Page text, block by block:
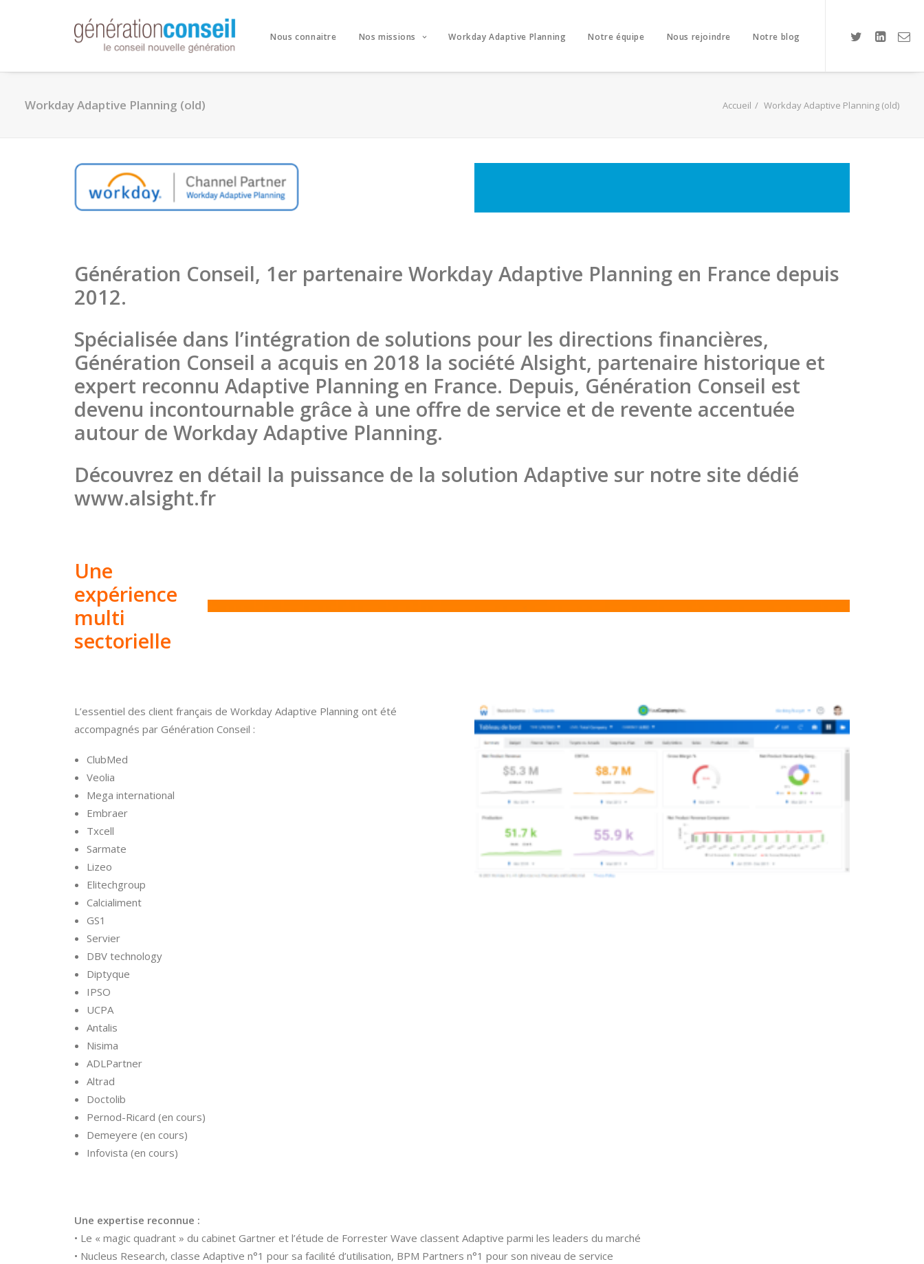
Nous connaitre Nos missions Workday Adaptive Planning Notre équipe Nous rejoindre Notre blog
Workday Adaptive Planning (old) Accueil Workday Adaptive Planning (old)
Génération Conseil, 1er partenaire Workday Adaptive Planning en France depuis
2012.
Spécialisée dans l’intégration de solutions pour les directions financières,
Génération Conseil a acquis en 2018 la société Alsight, partenaire historique et
expert reconnu Adaptive Planning en France. Depuis, Génération Conseil est
devenu incontournable grâce à une offre de service et de revente accentuée
autour de Workday Adaptive Planning.
Découvrez en détail la puissance de la solution Adaptive sur notre site dédié
www.alsight.fr
Une
expérience
multi
sectorielle
L’essentiel des client français de Workday Adaptive Planning ont été
accompagnés par Génération Conseil :
ClubMed
Veolia
Mega international
Embraer
Txcell
Sarmate
Lizeo
Elitechgroup
Calcialiment
GS1
Servier
DBV technology
Diptyque
IPSO
UCPA
Antalis
Nisima
ADLPartner
Altrad
Doctolib
Pernod-Ricard (en cours)
Demeyere (en cours)
Infovista (en cours)
Une expertise reconnue :
• Le « magic quadrant » du cabinet Gartner et l’étude de Forrester Wave classent Adaptive parmi les leaders du marché
• Nucleus Research, classe Adaptive n°1 pour sa facilité d’utilisation, BPM Partners n°1 pour son niveau de service